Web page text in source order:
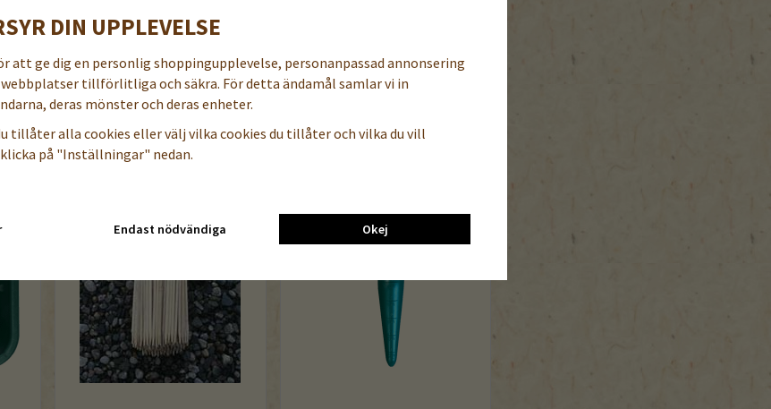
TILL DENNA PRODUKT
DIN UPPLEVELSE
att ge dig en personlig shoppingupplevelse, personanpassad annonsering
tillförlitliga och säkra. För detta ändamål samlar vi in
deras mönster och deras enheter.
tillåter alla cookies eller välj vilka cookies du tillåter och vilka du vill
på "Inställningar" nedan.
Endast nödvändiga Okej